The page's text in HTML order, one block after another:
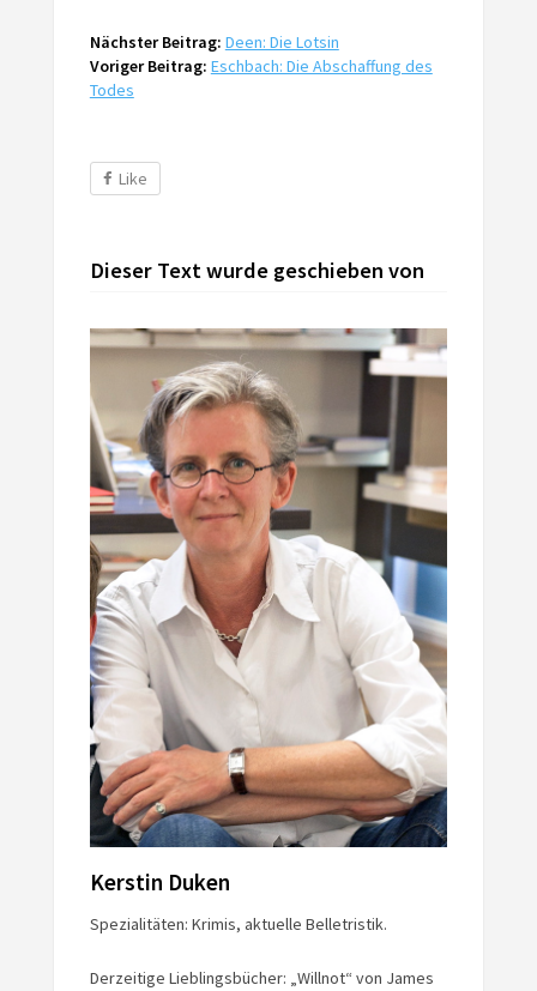
Nächster Beitrag: Deen: Die Lotsin
Voriger Beitrag: Eschbach: Die Abschaffung des
Todes
Like
Dieser Text wurde geschieben von
Kerstin Duken
Spezialitäten: Krimis, aktuelle Belletristik.
Derzeitige Lieblingsbücher: „Willnot“ von James